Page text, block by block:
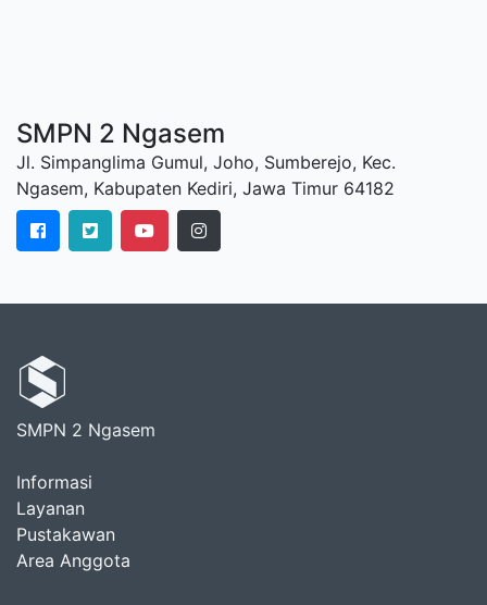
SMPN 2 Ngasem
Jl. Simpanglima Gumul, Joho, Sumberejo, Kec.
Ngasem, Kabupaten Kediri, Jawa Timur 64182
SMPN 2 Ngasem
Informasi
Layanan
Pustakawan
Area Anggota